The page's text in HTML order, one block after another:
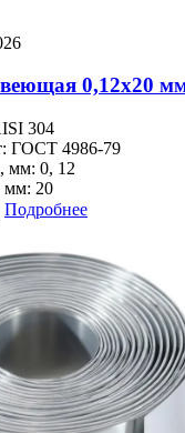
0,12х20
304
ГОСТ 4986-79
мм: 0, 12
20
Подробнее